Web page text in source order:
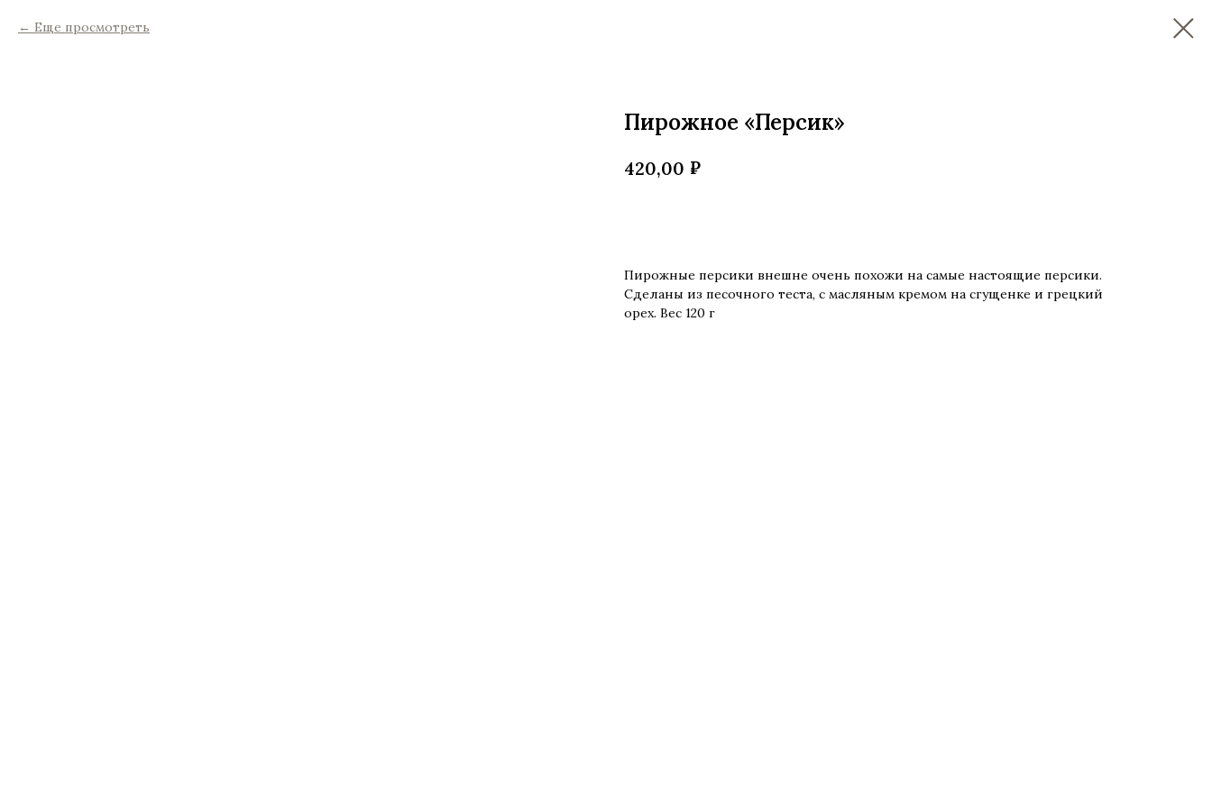
Еще просмотреть
Пирожное «Персик»
420,00 ₽
Пирожные персики внешне очень похожи на самые настоящие персики.
Сделаны из песочного теста, с масляным кремом на сгущенке и грецкий
орех. Вес 120 г